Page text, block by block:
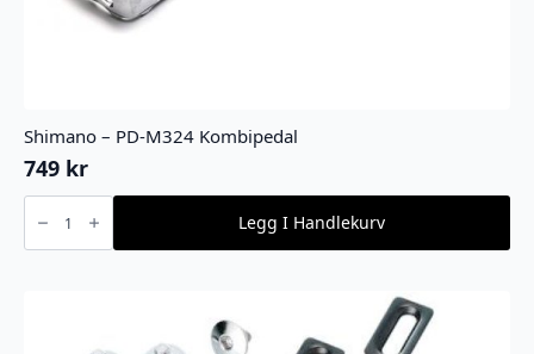
Shimano – PD-M324 Kombipedal
749 kr
Shimano
PD-
M324
Legg I Handlekurv